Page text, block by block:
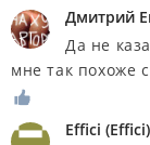
Дмитрий
Да не
мне так похоже
Effici (Effici)